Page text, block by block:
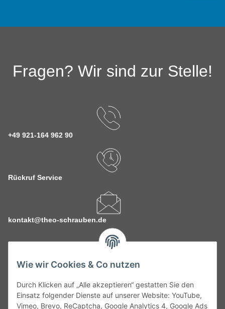
Wie wir Cookies & Co nutzen
Durch Klicken auf „Alle akzeptieren“ gestatten Sie den
Einsatz folgender Dienste auf unserer Website: YouTube,
Vimeo, Brevo, ReCaptcha, Google Analytics 4, Google Ads
Fragen? Wir sind zur Stelle!
+49 921-164 962 90
Rückruf Service
kontakt@theo-schrauben.de
Service